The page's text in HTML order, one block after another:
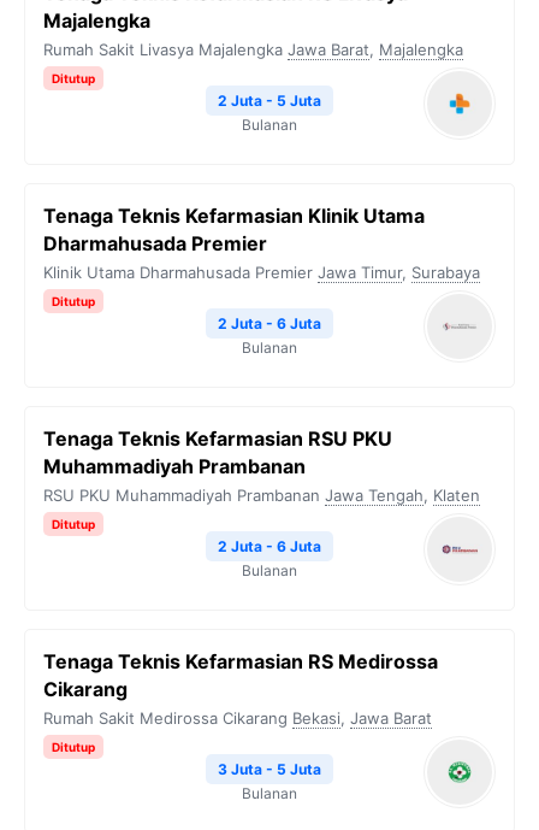
Majalengka
Rumah Sakit Livasya Majalengka Jawa Barat, Majalengka
Ditutup
2 Juta - 5 Juta
Bulanan
Tenaga Teknis Kefarmasian Klinik Utama
Dharmahusada Premier
Klinik Utama Dharmahusada Premier Jawa Timur, Surabaya
Ditutup
2 Juta - 6 Juta
Bulanan
Tenaga Teknis Kefarmasian RSU PKU
Muhammadiyah Prambanan
RSU PKU Muhammadiyah Prambanan Jawa Tengah, Klaten
Ditutup
2 Juta - 6 Juta
Bulanan
Tenaga Teknis Kefarmasian RS Medirossa
Cikarang
Rumah Sakit Medirossa Cikarang Bekasi, Jawa Barat
Ditutup
3 Juta - 5 Juta
Bulanan